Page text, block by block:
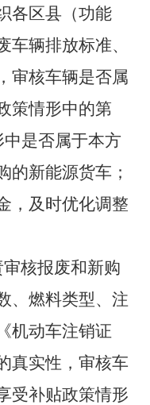
各区县（功能
车辆排放标准、
审核车辆是否属
策情形中的第
是否属于本方
的新能源货车；
，及时优化调整
核报废和新购
、燃料类型、注
机动车注销证
真实性，审核车
受补贴政策情形